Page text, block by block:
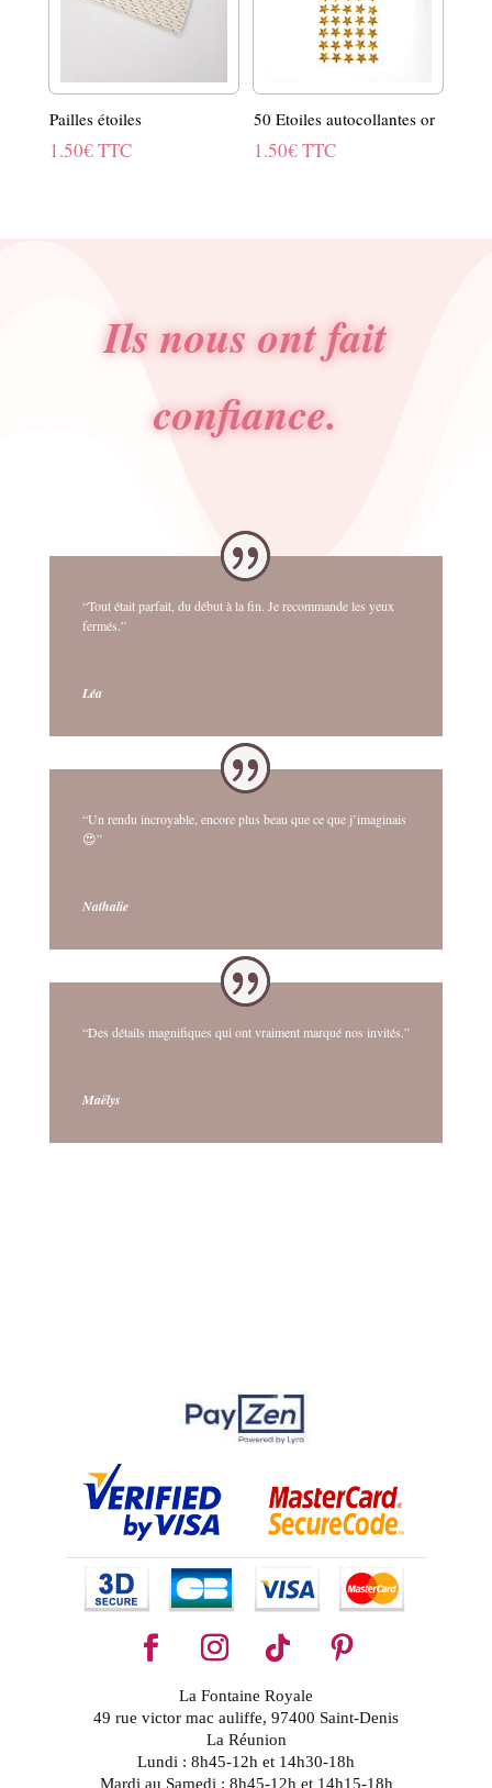
Pailles étoiles
1.50€TTC
50 Etoiles autocollantes or
1.50€TTC
Ils nous ont fait
confiance.
“Tout était parfait, du début à la fin. Je recommande les yeux
fermés.”
Léa
“Un rendu incroyable, encore plus beau que ce que j’imaginais
😍”
Nathalie
“Des détails magnifiques qui ont vraiment marqué nos invités.”
Maëlys
La Fontaine Royale
49 rue victor mac auliffe, 97400 Saint-Denis
La Réunion
Lundi : 8h45-12h et 14h30-18h
Mardi au Samedi : 8h45-12h et 14h15-18h